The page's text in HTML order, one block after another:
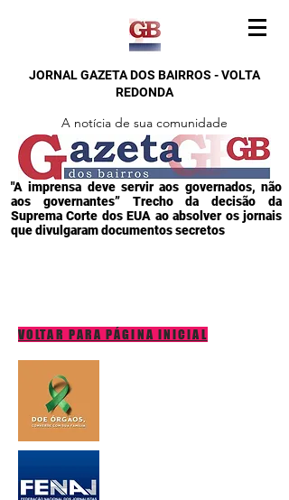
JORNAL GAZETA DOS BAIRROS - VOLTA
REDONDA
A notícia de sua comunidade
"A imprensa deve servir aos governados, não
aos governantes” Trecho da decisão da
Suprema Corte dos EUA ao absolver os jornais
que divulgaram documentos secretos
VOLTAR PARA PÁGINA INICIAL